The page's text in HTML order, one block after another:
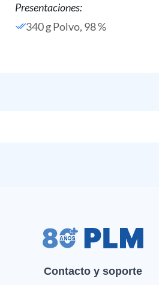
Presentaciones:
340 g Polvo, 98 %
Contacto y soporte